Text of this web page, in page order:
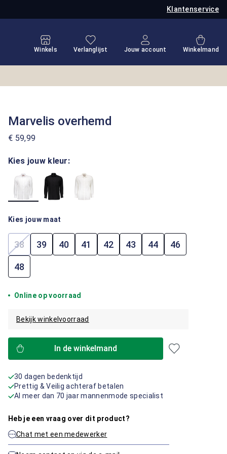
Klantenservice
Winkels
Je hebt 0 items op je verlanglijstje
Verlanglijst Jouw account Winkelmand
Marvelis overhemd
€ 59,99
Kies jouw kleur:
Kies jouw maat
38(Deze optie is momenteel niet beschikbaar.)
39 40 41 42 43 44 46
48
Online op voorraad
Bekijk winkelvoorraad
In de winkelmand
30 dagen bedenktijd
Prettig & Veilig achteraf betalen
Al meer dan 70 jaar mannenmode specialist
Heb je een vraag over dit product?
Chat met een medewerker